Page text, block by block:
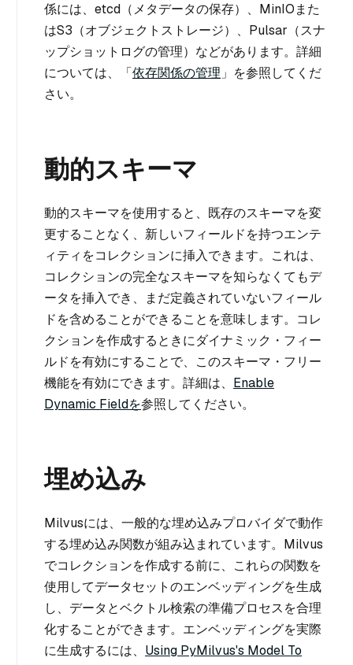
係には、etcd（メタデータの保存）、MinIOまた
はS3（オブジェクトストレージ）、Pulsar（スナ
ップショットログの管理）などがあります。詳細
については、「依存関係の管理 」を参照してくだ
さい。
動的スキーマ
動的スキーマを使用すると、既存のスキーマを変
更することなく、新しいフィールドを持つエンテ
ィティをコレクションに挿入できます。これは、
コレクションの完全なスキーマを知らなくてもデ
ータを挿入でき、まだ定義されていないフィール
ドを含めることができることを意味します。コレ
クションを作成するときにダイナミック・フィー
ルドを有効にすることで、このスキーマ・フリー
機能を有効にできます。詳細は、 Enable
Dynamic Fieldを参照してください。
埋め込み
Milvusには、一般的な埋め込みプロバイダで動作
する埋め込み関数が組み込まれています。Milvus
でコレクションを作成する前に、これらの関数を
使用してデータセットのエンベッディングを生成
し、データとベクトル検索の準備プロセスを合理
化することができます。エンベッディングを実際
に生成するには、 Using PyMilvus's Model To